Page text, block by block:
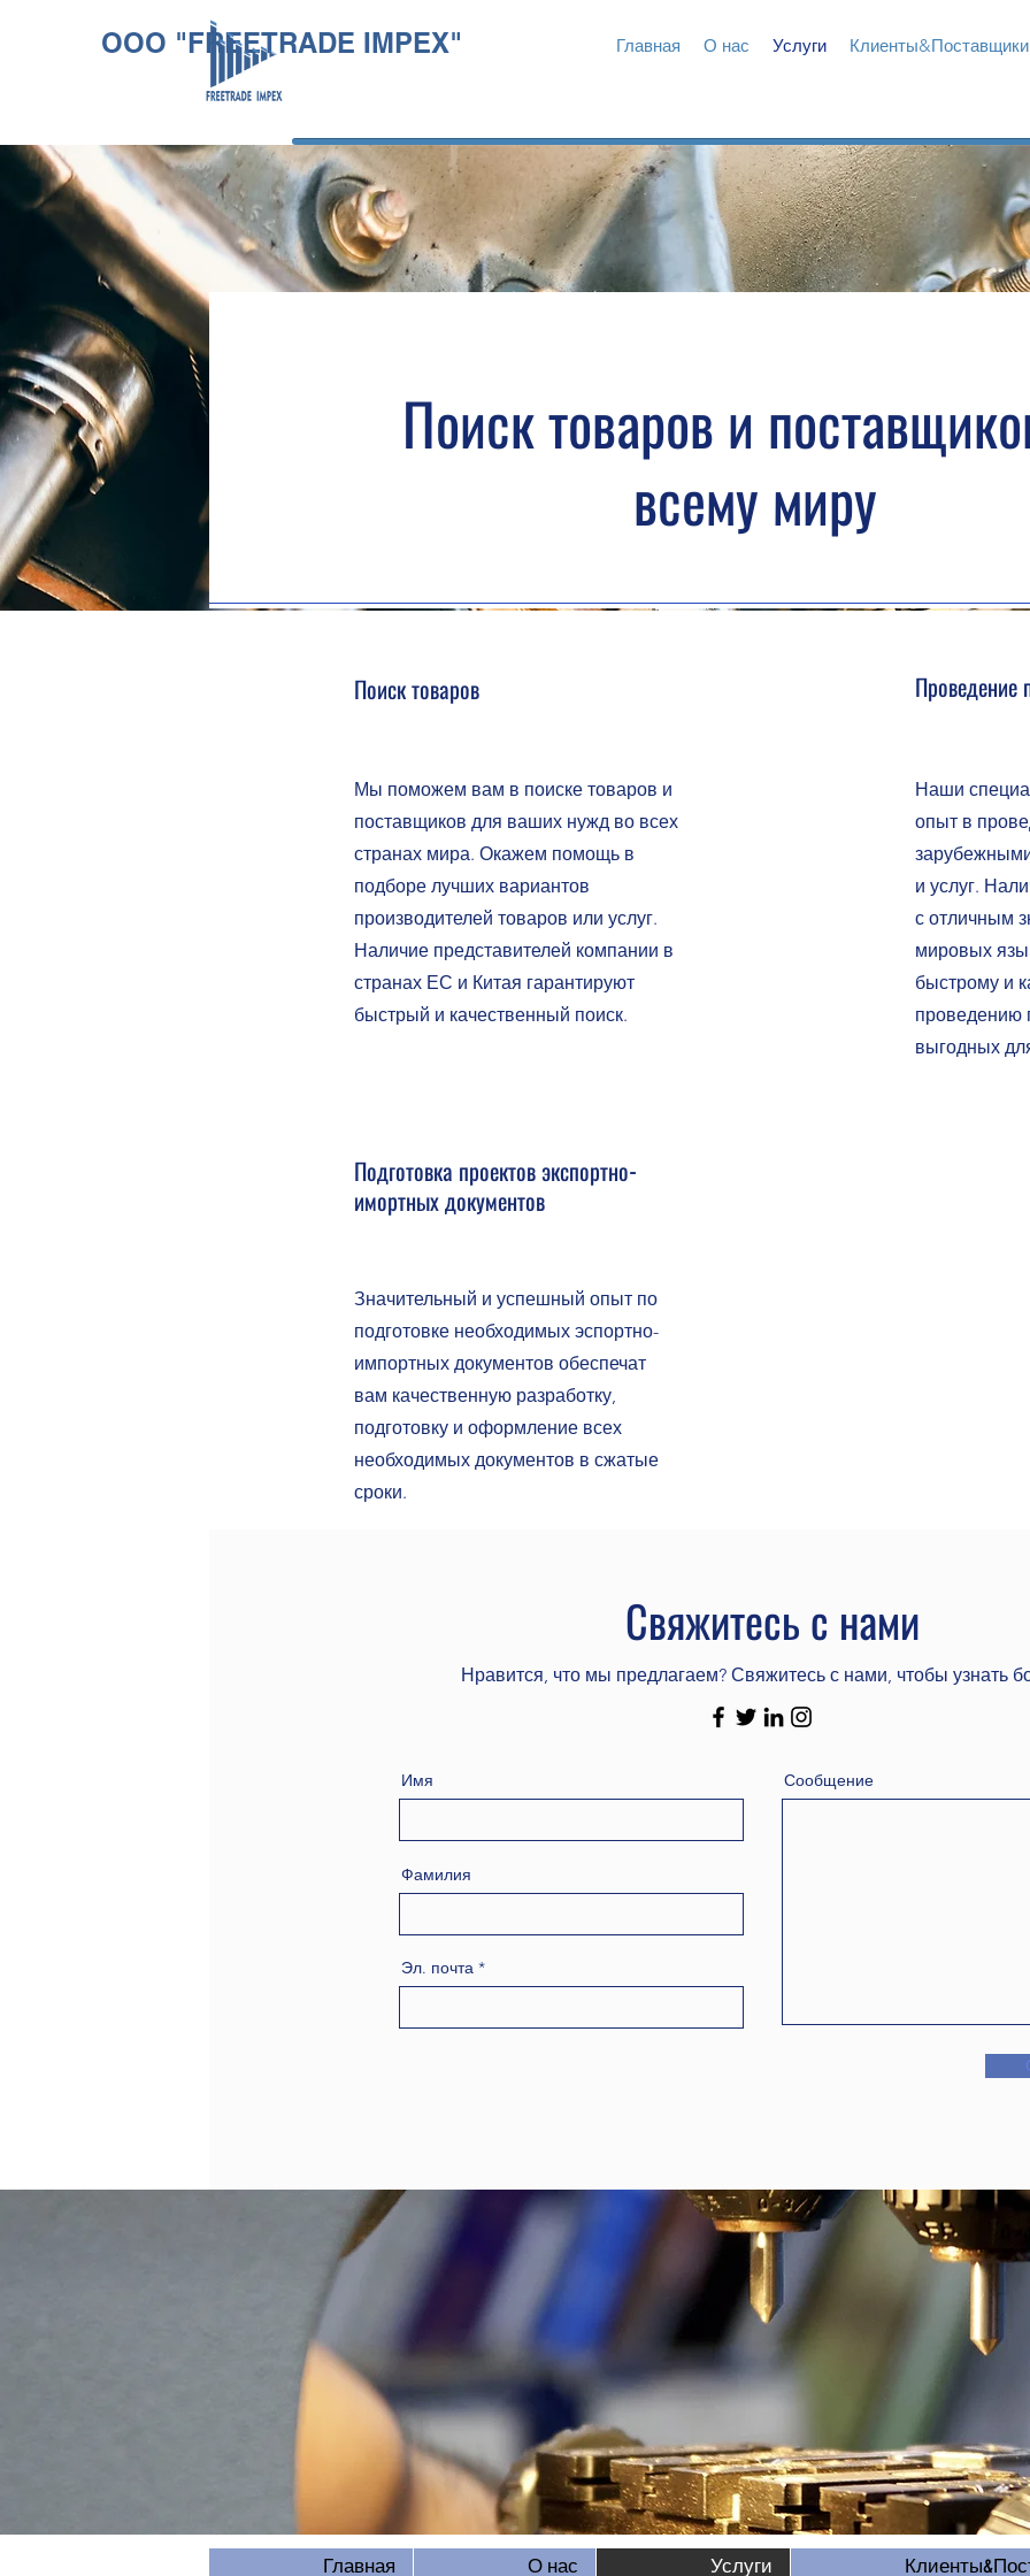
OOO "FREETRADE IMPEX" Главная О нас Услуги Клиенты&Поставщики
Поиск товаров и
всему миру
Поиск товаров
Мы поможем вам в поиске товаров и
поставщиков для ваших нужд во всех
странах мира. Окажем помощь в
подборе лучших вариантов
производителей товаров или услуг.
Наличие представителей компании в
странах ЕС и Китая гарантируют
быстрый и качественный поиск.
Подготовка проектов экспортно-
имортных документов
Значительный и успешный опыт по
подготовке необходимых эспортно-
импортных документов обеспечат
вам качественную разработку,
подготовку и оформление всех
необходимых документов в сжатые
сроки.
Проведение
Наши
опыт в
и услуг.
с отличным
мировых
быстрому и
проведению
выгодных
Свяжитесь с нами
Нравится, что мы предлагаем? Свяжитесь с нами, чтобы узнать
Имя
Фамилия
Эл. почта
Сообщение
Главная О нас Услуги